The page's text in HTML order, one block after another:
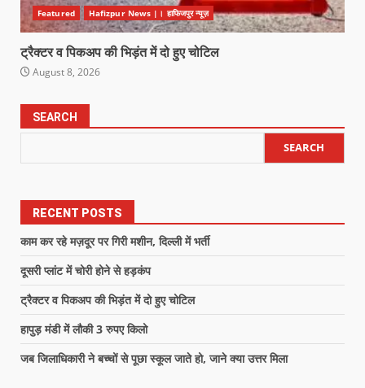
Featured Hafizpur News |। हाफिजपुर न्यूज़
ट्रैक्टर व पिकअप की भिड़ंत में दो हुए चोटिल
August 8, 2026
SEARCH
SEARCH
RECENT POSTS
काम कर रहे मज़दूर पर गिरी मशीन, दिल्ली में भर्ती
दूसरी प्लांट में चोरी होने से हड़कंप
ट्रैक्टर व पिकअप की भिड़ंत में दो हुए चोटिल
हापुड़ मंडी में लौकी 3 रुपए किलो
जब जिलाधिकारी ने बच्चों से पूछा स्कूल जाते हो, जाने क्या उत्तर मिला